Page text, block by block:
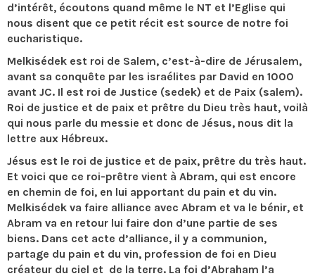
d’intérêt, écoutons quand même le NT et l’Eglise qui
nous disent que ce petit récit est source de notre foi
eucharistique.
Melkisédek est roi de Salem, c’est-à-dire de Jérusalem,
avant sa conquête par les israélites par David en 1000
avant JC. Il est roi de Justice (sedek) et de Paix (salem).
Roi de justice et de paix et prêtre du Dieu très haut, voilà
qui nous parle du messie et donc de Jésus, nous dit la
lettre aux Hébreux.
Jésus est le roi de justice et de paix, prêtre du très haut.
Et voici que ce roi-prêtre vient à Abram, qui est encore
en chemin de foi, en lui apportant du pain et du vin.
Melkisédek va faire alliance avec Abram et va le bénir, et
Abram va en retour lui faire don d’une partie de ses
biens. Dans cet acte d’alliance, il y a communion,
partage du pain et du vin, profession de foi en Dieu
créateur du ciel et de la terre. La foi d’Abraham l’a